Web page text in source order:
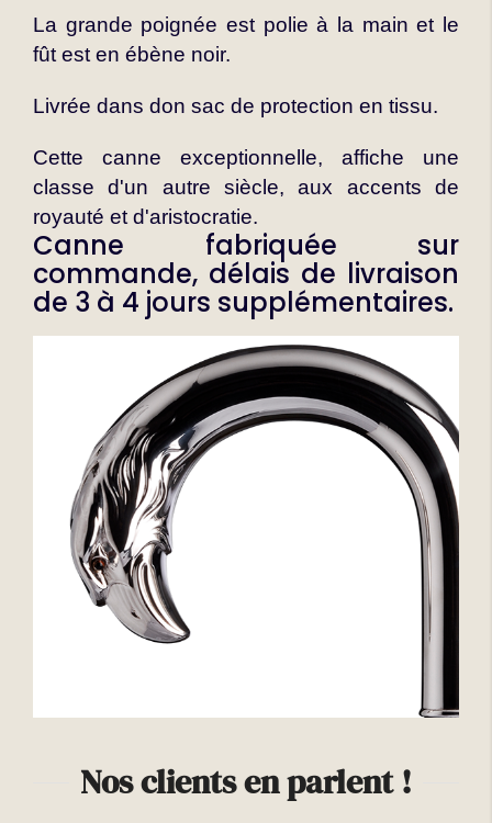
La grande poignée est polie à la main et le
fût est en ébène noir.
Livrée dans don sac de protection en tissu.
Cette canne exceptionnelle, affiche une
classe d'un autre siècle, aux accents de
royauté et d'aristocratie.
Canne fabriquée sur
commande, délais de livraison
de 3 à 4 jours supplémentaires.
Nos clients en parlent !